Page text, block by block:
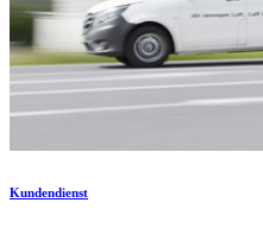
Kundendienst